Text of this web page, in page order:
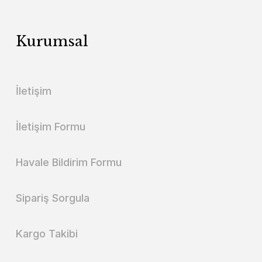
Kurumsal
İletişim
İletişim Formu
Havale Bildirim Formu
Sipariş Sorgula
Kargo Takibi